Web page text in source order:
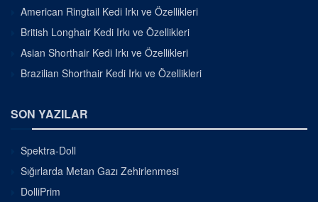
American Ringtail Kedi Irkı ve Özellikleri
British Longhair Kedi Irkı ve Özellikleri
Asian Shorthair Kedi Irkı ve Özellikleri
Brazilian Shorthair Kedi Irkı ve Özellikleri
SON YAZILAR
Spektra-Doll
Sığırlarda Metan Gazı Zehirlenmesi
DolliPrim